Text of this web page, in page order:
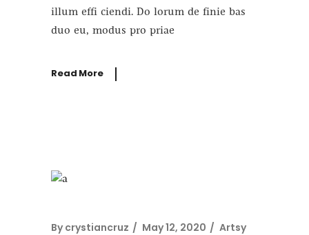
illum effi ciendi. Do lorum de finie bas
duo eu, modus pro priae
Read More
By crystiancruz May 12, 2020 Artsy